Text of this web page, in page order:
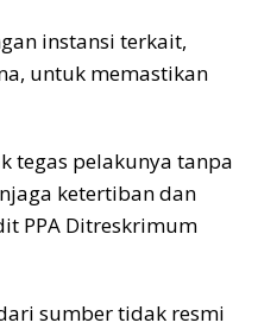
instansi terkait,
untuk memastikan
tegas pelakunya tanpa
ketertiban dan
PPA Ditreskrimum
sumber tidak resmi